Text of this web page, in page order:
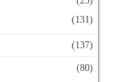
(131)
(137)
(80)